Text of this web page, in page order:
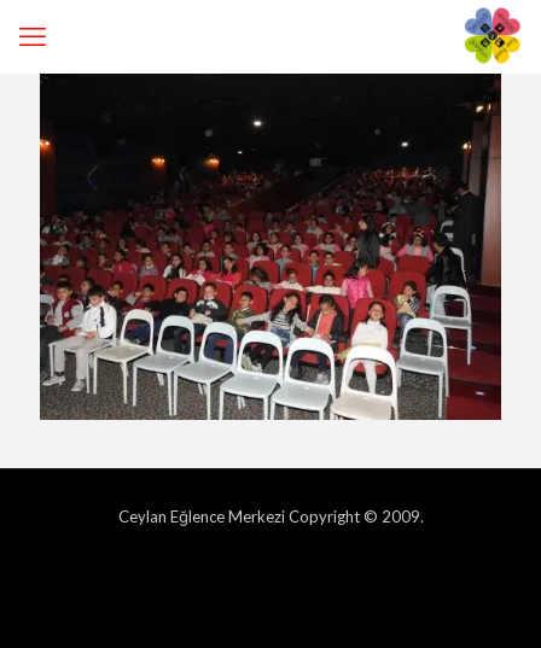
Ceylan Eğlence Merkezi Copyright © 2009.